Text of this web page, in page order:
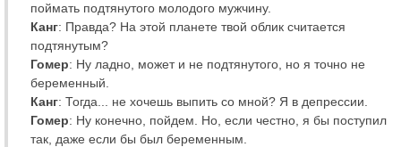
поймать подтянутого молодого мужчину.
Канг: Правда? На этой планете твой облик считается
подтянутым?
Гомер: Ну ладно, может и не подтянутого, но я точно не
беременный.
Канг: Тогда... не хочешь выпить со мной? Я в депрессии.
Гомер: Ну конечно, пойдем. Но, если честно, я бы поступил
так, даже если бы был беременным.